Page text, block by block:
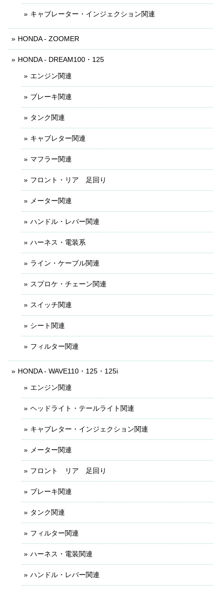
キャブレーター・インジェクション関連
HONDA - ZOOMER
HONDA - DREAM100・125
エンジン関連
ブレーキ関連
タンク関連
キャブレター関連
マフラー関連
フロント・リア 足回り
メーター関連
ハンドル・レバー関連
ハーネス・電装系
ライン・ケーブル関連
スプロケ・チェーン関連
スイッチ関連
シート関連
フィルター関連
HONDA - WAVE110・125・125i
エンジン関連
ヘッドライト・テールライト関連
キャブレター・インジェクション関連
メーター関連
フロント リア 足回り
ブレーキ関連
タンク関連
フィルター関連
ハーネス・電装関連
ハンドル・レバー関連